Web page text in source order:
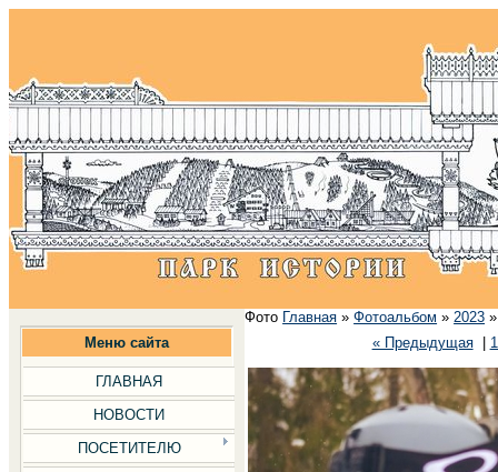
Меню сайта
ГЛАВНАЯ
НОВОСТИ
ПОСЕТИТЕЛЮ
Фото Главная »Фотоальбом »2023
« Предыдущая|